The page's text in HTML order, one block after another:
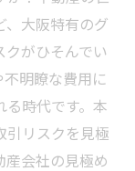
、大阪特有のグ
クがひそんでい
不明瞭な費用に
る時代です。本
引リスクを見極
産会社の見極め